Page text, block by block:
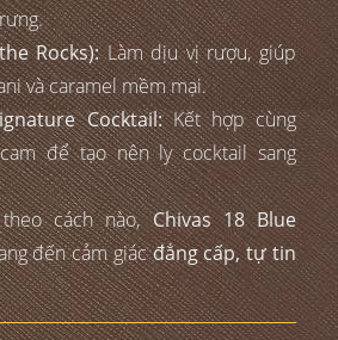
Rocks):Làm dịu vị rượu, giúp
và caramel mềm mại.
Cocktail:Kết hợp cùng
để tạo nên ly cocktail sang
cách nào,Chivas 18 Blue
đến cảm giácđẳng cấp, tự tin